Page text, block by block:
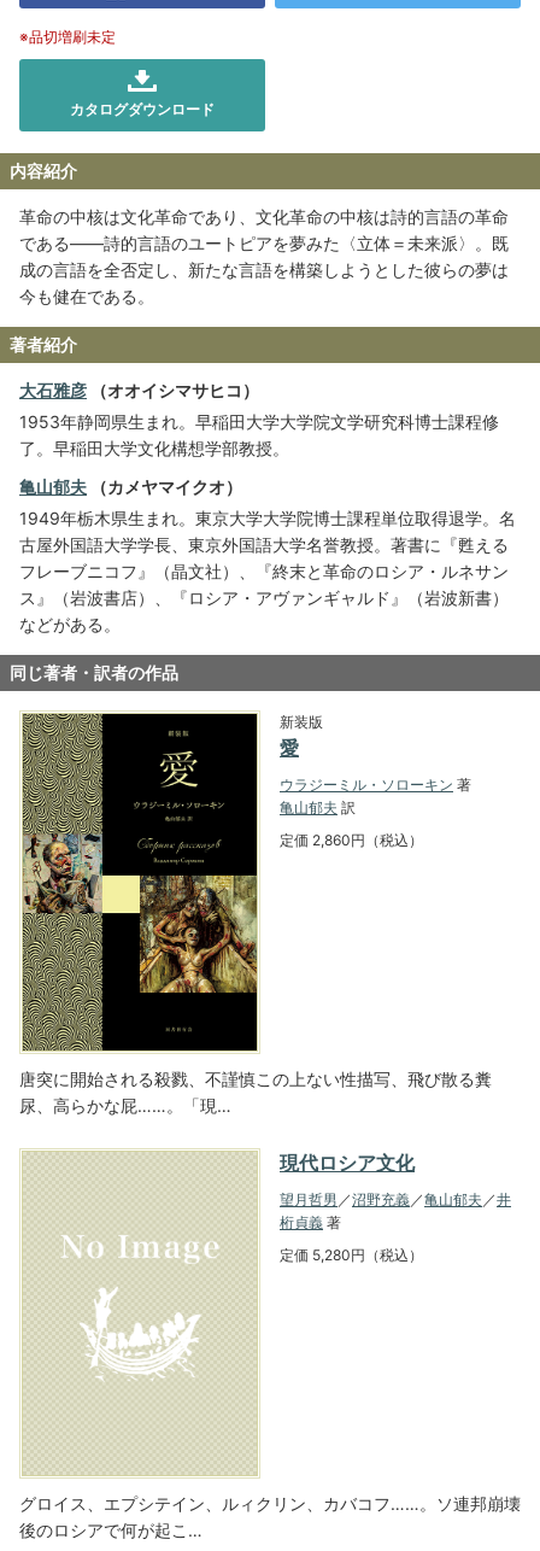
※品切増刷未定
カタログダウンロード
内容紹介
革命の中核は文化革命であり、文化革命の中核は詩的言語の革命
である――詩的言語のユートピアを夢みた〈立体＝未来派〉。既
成の言語を全否定し、新たな言語を構築しようとした彼らの夢は
今も健在である。
著者紹介
大石雅彦 （オオイシマサヒコ）
1953年静岡県生まれ。早稲田大学大学院文学研究科博士課程修
了。早稲田大学文化構想学部教授。
亀山郁夫 （カメヤマイクオ）
1949年栃木県生まれ。東京大学大学院博士課程単位取得退学。名
古屋外国語大学学長、東京外国語大学名誉教授。著書に『甦える
フレーブニコフ』（晶文社）、『終末と革命のロシア・ルネサン
ス』（岩波書店）、『ロシア・アヴァンギャルド』（岩波新書）
などがある。
同じ著者・訳者の作品
新装版
愛
ウラジーミル・ソローキン 著
亀山郁夫 訳
定価 2,860円（税込）
唐突に開始される殺戮、不謹慎この上ない性描写、飛び散る糞
尿、高らかな屁……。「現…
現代ロシア文化
望月哲男 ／沼野充義 ／亀山郁夫 ／井
桁貞義 著
定価 5,280円（税込）
グロイス、エプシテイン、ルィクリン、カバコフ……。ソ連邦崩壊
後のロシアで何が起こ…